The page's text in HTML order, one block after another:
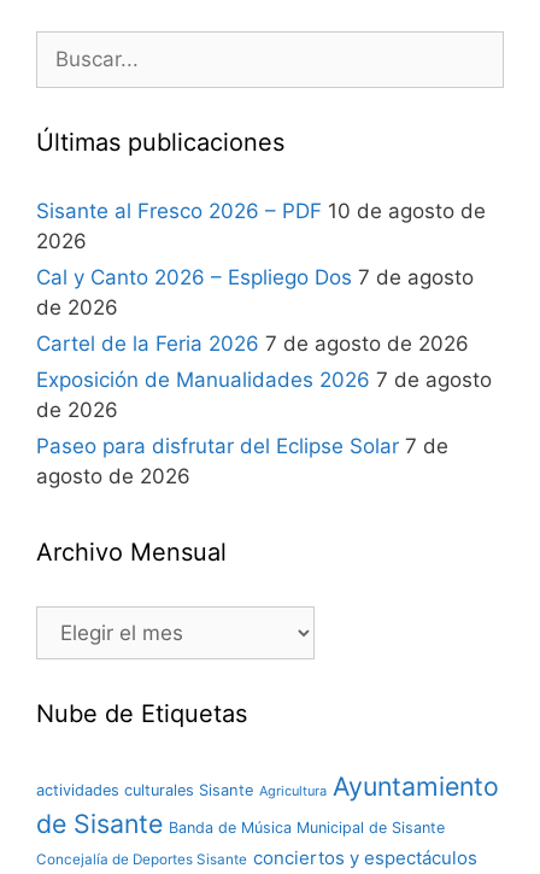
Últimas publicaciones
Sisante al Fresco 2026 – PDF 10 de agosto de
2026
Cal y Canto 2026 – Espliego Dos 7 de agosto
de 2026
Cartel de la Feria 2026 7 de agosto de 2026
Exposición de Manualidades 2026 7 de agosto
de 2026
Paseo para disfrutar del Eclipse Solar 7 de
agosto de 2026
Archivo Mensual
Nube de Etiquetas
actividades culturales Sisante Agricultura Ayuntamiento
de Sisante Banda de Música Municipal de Sisante
Concejalía de Deportes Sisante conciertos y espectáculos